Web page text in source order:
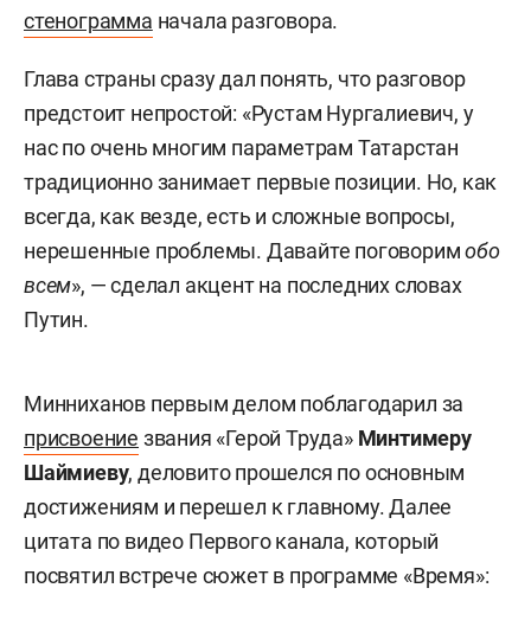
стенограмма начала разговора.
Глава страны сразу дал понять, что разговор
предстоит непростой: «Рустам Нургалиевич, у
нас по очень многим параметрам Татарстан
традиционно занимает первые позиции. Но, как
всегда, как везде, есть и сложные вопросы,
нерешенные проблемы. Давайте поговоримобо
всем», — сделал акцент на последних словах
Путин.
Минниханов первым делом поблагодарил за
присвоение звания «Герой Труда» Минтимеру
Шаймиеву, деловито прошелся по основным
достижениям и перешел к главному. Далее
цитата по видео Первого канала, который
посвятил встрече сюжет в программе «Время»: